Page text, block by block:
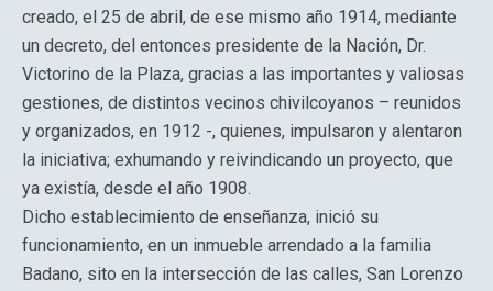
creado, el 25 de abril, de ese mismo año 1914, mediante
un decreto, del entonces presidente de la Nación, Dr.
Victorino de la Plaza, gracias a las importantes y valiosas
gestiones, de distintos vecinos chivilcoyanos – reunidos
y organizados, en 1912 -, quienes, impulsaron y alentaron
la iniciativa; exhumando y reivindicando un proyecto, que
ya existía, desde el año 1908.
Dicho establecimiento de enseñanza, inició su
funcionamiento, en un inmueble arrendado a la familia
Badano, sito en la intersección de las calles, San Lorenzo